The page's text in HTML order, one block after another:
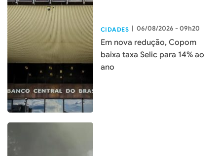
CIDADES | 06/08/2026 - 09h20
Em nova redução, Copom
baixa taxa Selic para 14% ao
ano